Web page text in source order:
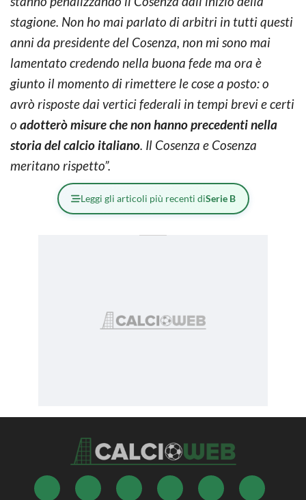
stagione. Non ho mai parlato di arbitri in tutti questi
anni da presidente del Cosenza, non mi sono mai
lamentato credendo nella buona fede ma ora è
giunto il momento di rimettere le cose a posto: o
avrò risposte dai vertici federali in tempi brevi e certi
o adotterò misure che non hanno precedenti nella
storia del calcio italiano. Il Cosenza e Cosenza
meritano rispetto”.
Leggi gli articoli più recenti diSerie B